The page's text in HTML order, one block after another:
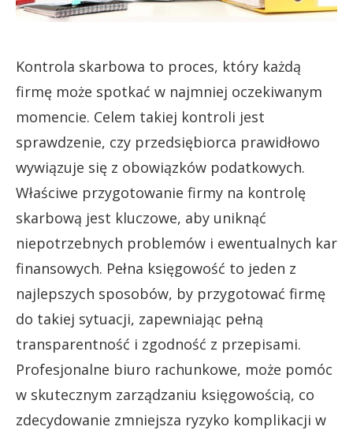
Kontrola skarbowa to proces, który każdą
firmę może spotkać w najmniej oczekiwanym
momencie. Celem takiej kontroli jest
sprawdzenie, czy przedsiębiorca prawidłowo
wywiązuje się z obowiązków podatkowych.
Właściwe przygotowanie firmy na kontrolę
skarbową jest kluczowe, aby uniknąć
niepotrzebnych problemów i ewentualnych kar
finansowych. Pełna księgowość to jeden z
najlepszych sposobów, by przygotować firmę
do takiej sytuacji, zapewniając pełną
transparentność i zgodność z przepisami.
Profesjonalne biuro rachunkowe, może pomóc
w skutecznym zarządzaniu księgowością, co
zdecydowanie zmniejsza ryzyko komplikacji w